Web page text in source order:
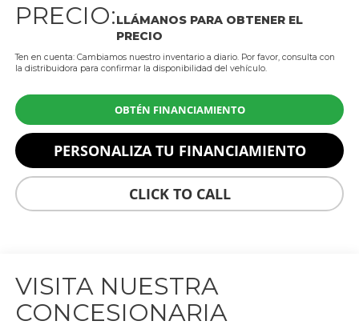
PRECIO:LLÁMANOS PARA OBTENER EL
PRECIO
Ten en cuenta: Cambiamos nuestro inventario a diario. Por favor, consulta con
la distribuidora para confirmar la disponibilidad del vehículo.
OBTÉN FINANCIAMIENTO
PERSONALIZA TU FINANCIAMIENTO
CLICK TO CALL
VISITA NUESTRA
CONCESIONARIA